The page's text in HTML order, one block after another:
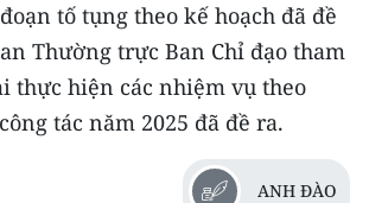
tố tụng theo kế hoạch đã đề
Thường trực Ban Chỉ đạo tham
thực hiện các nhiệm vụ theo
tác năm 2025 đã đề ra.
ANH ĐÀO